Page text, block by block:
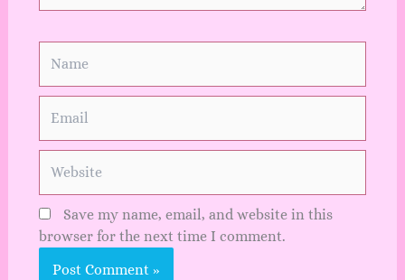
Save my name, email, and website in this
browser for the next time I comment.